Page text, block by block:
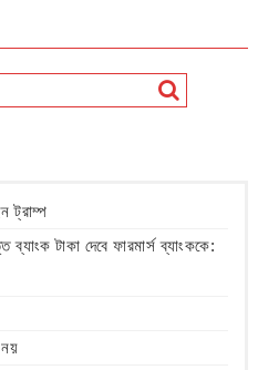
ট্রাম্প
ব্যাংক টাকা দেবে ফারমার্স ব্যাংককে: